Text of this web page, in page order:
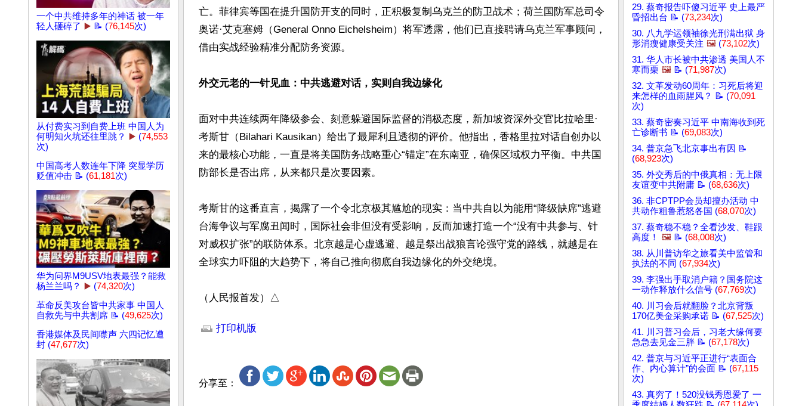
一个中共维持多年的神话 被一年
轻人砸碎了 ▶️ 📝 (76,145次)
从付费实习到自费上班 中国人为
何明知火坑还往里跳？
▶️ (74,553
次)
中国高考人数连年下降 突显学历
贬值冲击 📝 (61,181次)
华为问界M9USV地表最强？能救
杨兰兰吗？
▶️ (74,320次)
革命反美攻台皆中共家事 中国人
自救先与中共割席 📝 (49,625次)
香港媒体及民间噤声 六四记忆遭
封 (47,677次)
亡。菲律宾等国在提升国防开支的同时，正积极复制乌克兰的防卫战术；荷兰国防军总司令
奥诺·艾克塞姆（General Onno Eichelsheim）将军透露，他们已直接聘请乌克兰军事顾问，
借由实战经验精准分配防务资源。
外交元老的一针见血：中共逃避对话，实则自我边缘化
面对中共连续两年降级参会、刻意躲避国际监督的消极态度，新加坡资深外交官比拉哈里·
考斯甘（Bilahari Kausikan）给出了最犀利且透彻的评价。他指出，香格里拉对话自创办以
来的最核心功能，一直是将美国防务战略重心“锚定”在东南亚，确保区域权力平衡。中共国
防部长是否出席，从来都只是次要因素。
考斯甘的这番直言，揭露了一个令北京极其尴尬的现实：当中共自以为能用“降级缺席”逃避
台海争议与军腐丑闻时，国际社会非但没有受影响，反而加速打造一个“没有中共参与、针
对威权扩张”的联防体系。北京越是心虚逃避、越是祭出战狼言论强守党的路线，就越是在
全球实力吓阻的大趋势下，将自己推向彻底自我边缘化的外交绝境。
（人民报首发）△
打印机版
分享至：
29. 蔡奇报告吓傻习近平 史上最严
昏招出台 📝 (73,234次)
30. 八九学运领袖徐光刑满出狱 身
形消瘦健康受关注 🖼️ (73,102次)
31. 华人市长被中共渗透 美国人不
寒而栗 🖼️ 📝 (71,987次)
32. 文革发动60周年：习死后将迎
来怎样的血雨腥风？ 📝 (70,091
次)
33. 蔡奇密奏习近平 中南海收到死
亡诊断书 📝 (69,083次)
34. 普京急飞北京事出有因 📝
(68,923次)
35. 外交秀后的中俄真相：无上限
友谊变中共附庸 📝 (68,636次)
36. 非CPTPP会员却擅办活动 中
共动作粗鲁惹怒各国 (68,070次)
37. 蔡奇稳不稳？全看沙发、鞋跟
高度！
🖼️ 📝 (68,008次)
38. 从川普访华之旅看美中监管和
执法的不同 (67,934次)
39. 李强出手取消户籍？国务院这
一动作释放什么信号 (67,769次)
40. 川习会后就翻脸？北京背叛
170亿美金采购承诺 📝 (67,525次)
41. 川习普习会后，习老大缘何要
急急去见金三胖 📝 (67,178次)
42. 普京与习近平正进行“表面合
作、内心算计”的会面 📝 (67,115
次)
43. 真穷了！520没钱秀恩爱了 一